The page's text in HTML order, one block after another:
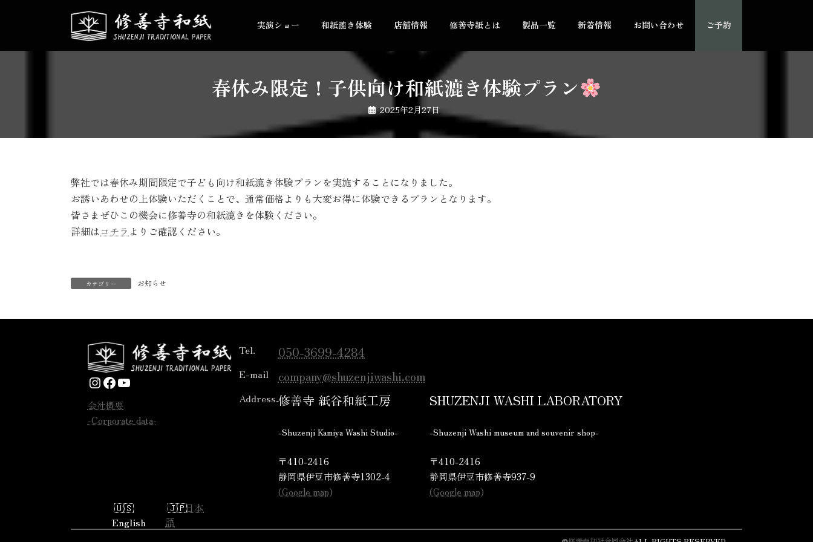
ン
プ
ー
動
実演ショー 和紙漉き体験 店舗情報 修善寺紙とは 製品一覧 新着情報 お問い合わせ ご予約
春休み限定！子供向け和紙漉き体験プラン
2025年2月27日
弊社では春休み期間限定で子ども向け和紙漉き体験プランを実施することになりました。
お誘いあわせの上体験いただくことで、通常価格よりも大変お得に体験できるプランとなります。
皆さまぜひこの機会に修善寺の和紙漉きを体験ください。
詳細はコチラ よりご確認ください。
カテゴリー お知らせ
Instagram
Facebook
YouTube
会社概要
-Corporate data-
English
日本
語
Tel. 050-3699-4284
E-mail company@shuzenjiwashi.com
Address.修善寺 紙谷和紙工房
-Shuzenji Kamiya Washi Studio-
〒410-2416
静岡県伊豆市修善寺1302-4
(Google map)
SHUZENJI WASHI LABORATORY
-Shuzenji Washi museum and souvenir shop-
〒410-2416
静岡県伊豆市修善寺937-9
(Google map)